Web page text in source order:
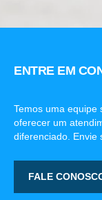
ENTRE EM
Temos uma equipe
oferecer um
diferenciado. Envie
FALE